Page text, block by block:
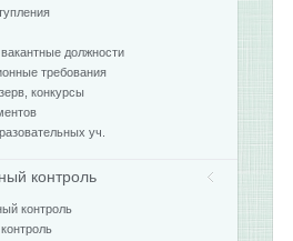
должности
требования
конкурсы
уч.
контроль
контроль